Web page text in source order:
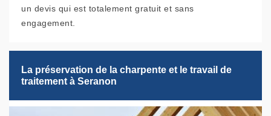
un devis qui est totalement gratuit et sans
engagement.
La préservation de la charpente et le travail de
traitement à Seranon